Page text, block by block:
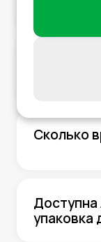
Можно ли
Сколько
Доступна
упаковка